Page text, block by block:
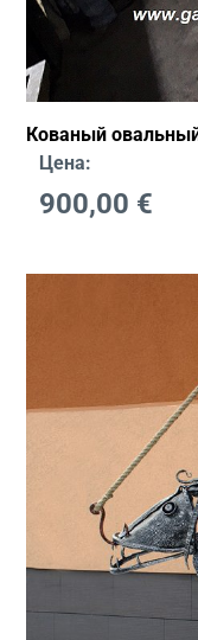
Кованый
Цена:
900,00 €